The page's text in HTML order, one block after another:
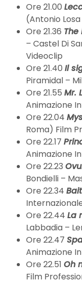
Ore 21.00
(Antonio
Ore 21.36
– Castel Di
Videoclip
Ore 21.40 Il
Piramidal –
Ore 21.55 Mr.
Animazione
Ore 22.04
Roma) Film
Ore 22.17
Animazione
Ore 22.23
Bondielli –
Ore 22.34
Ore 22.44 La
Labbadia –
Ore 22.47
Animazione
Ore 22.51 Oh
Film